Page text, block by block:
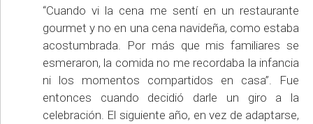
“Cuando vi la cena me sentí en un restaurante
gourmet y no en una cena navideña, como estaba
acostumbrada. Por más que mis familiares se
esmeraron, la comida no me recordaba la infancia
ni los momentos compartidos en casa”. Fue
entonces cuando decidió darle un giro a la
celebración. El siguiente año, en vez de adaptarse,